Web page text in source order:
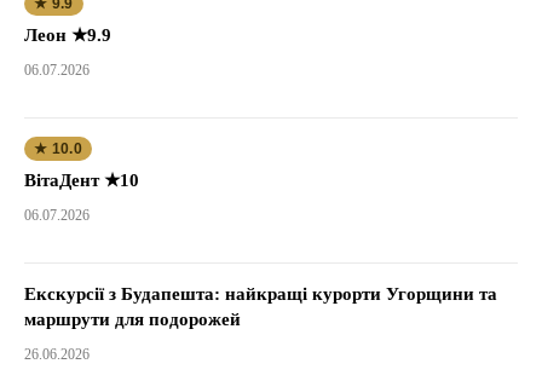
Леон ★9.9
06.07.2026
★ 10.0
ВітаДент ★10
06.07.2026
Екскурсії з Будапешта: найкращі курорти Угорщини та
маршрути для подорожей
26.06.2026